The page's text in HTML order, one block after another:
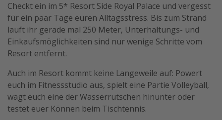
Checkt ein im 5* Resort Side Royal Palace und vergesst
für ein paar Tage euren Alltagsstress. Bis zum Strand
lauft ihr gerade mal 250 Meter, Unterhaltungs- und
Einkaufsmöglichkeiten sind nur wenige Schritte vom
Resort entfernt.
Auch im Resort kommt keine Langeweile auf: Powert
euch im Fitnessstudio aus, spielt eine Partie Volleyball,
wagt euch eine der Wasserrutschen hinunter oder
testet euer Können beim Tischtennis.